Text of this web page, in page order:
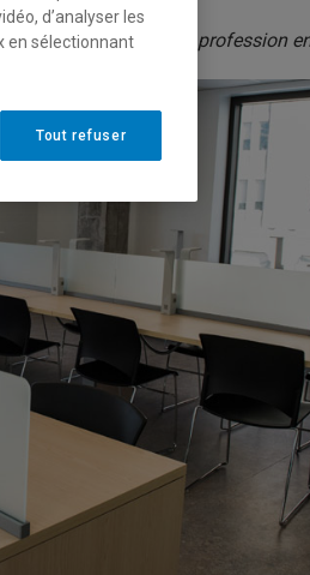
sur les enjeux de leur profession
d’analyser les
en sélectionnant
Tout refuser